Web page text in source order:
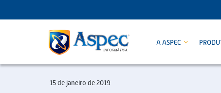
A ASPEC
15 de janeiro de 2019